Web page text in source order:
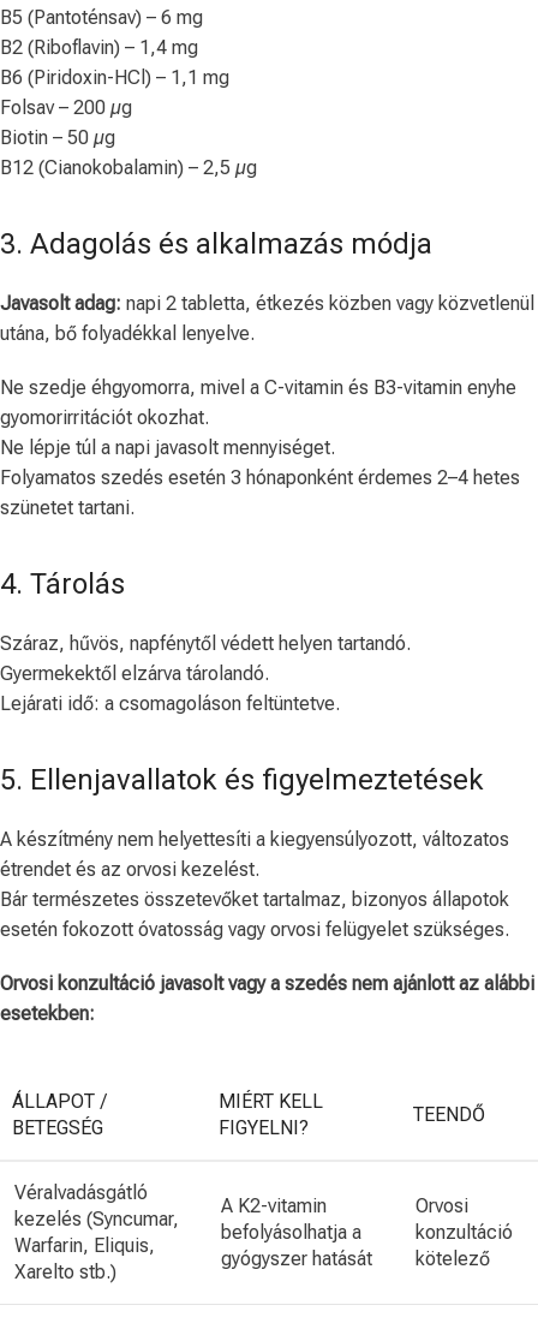
B5 (Pantoténsav) – 6 mg
B2 (Riboflavin) – 1,4 mg
B6 (Piridoxin-HCl) – 1,1 mg
Folsav – 200 µg
Biotin – 50 µg
B12 (Cianokobalamin) – 2,5 µg
3. Adagolás és alkalmazás módja
Javasolt adag: napi 2 tabletta, étkezés közben vagy közvetlenül
utána, bő folyadékkal lenyelve.
Ne szedje éhgyomorra, mivel a C-vitamin és B3-vitamin enyhe
gyomorirritációt okozhat.
Ne lépje túl a napi javasolt mennyiséget.
Folyamatos szedés esetén 3 hónaponként érdemes 2–4 hetes
szünetet tartani.
4. Tárolás
Száraz, hűvös, napfénytől védett helyen tartandó.
Gyermekektől elzárva tárolandó.
Lejárati idő: a csomagoláson feltüntetve.
5. Ellenjavallatok és figyelmeztetések
A készítmény nem helyettesíti a kiegyensúlyozott, változatos
étrendet és az orvosi kezelést.
Bár természetes összetevőket tartalmaz, bizonyos állapotok
esetén fokozott óvatosság vagy orvosi felügyelet szükséges.
Orvosi konzultáció javasolt vagy a szedés nem ajánlott az alábbi
esetekben:
ÁLLAPOT /
BETEGSÉG
MIÉRT KELL
FIGYELNI?
TEENDŐ
Véralvadásgátló
kezelés (Syncumar,
Warfarin, Eliquis,
Xarelto stb.)
A K2-vitamin
befolyásolhatja a
gyógyszer hatását
Orvosi
konzultáció
kötelező